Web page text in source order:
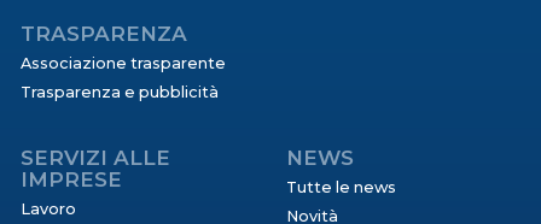
TRASPARENZA
Associazione trasparente
Trasparenza e pubblicità
SERVIZI ALLE
IMPRESE
Lavoro
NEWS
Tutte le news
Novità